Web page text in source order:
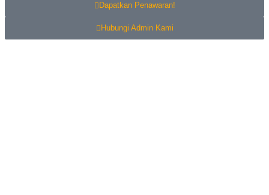
Dapatkan Penawaran!
Hubungi Admin Kami